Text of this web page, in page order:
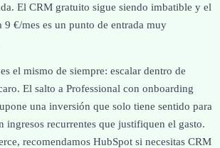
El CRM gratuito sigue siendo imbatible y el
9 €/mes es un punto de entrada muy
el mismo de siempre: escalar dentro de
El salto a Professional con onboarding
una inversión que solo tiene sentido para
ingresos recurrentes que justifiquen el gasto.
recomendamos HubSpot si necesitas CRM